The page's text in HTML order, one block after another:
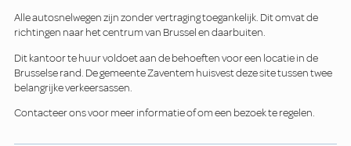
Alle autosnelwegen zijn zonder vertraging toegankelijk. Dit omvat de
richtingen naar het centrum van Brussel en daarbuiten.
Dit kantoor te huur voldoet aan de behoeften voor een locatie in de
Brusselse rand. De gemeente Zaventem huisvest deze site tussen twee
belangrijke verkeersassen.
Contacteer ons voor meer informatie of om een bezoek te regelen.